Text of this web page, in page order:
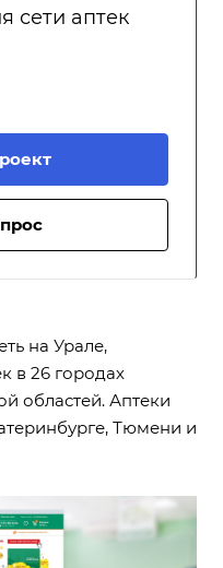
сети аптек
на Урале,
в 26 городах
областей. Аптеки
Тюмени и